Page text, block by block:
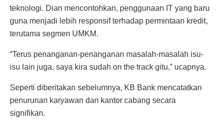
teknologi. Dian mencontohkan, penggunaan IT yang baru
guna menjadi lebih responsif terhadap permintaan kredit,
terutama segmen UMKM.
“Terus penanganan-penanganan masalah-masalah isu-
isu lain juga, saya kira sudah on the track gitu,” ucapnya.
Seperti diberitakan sebelumnya, KB Bank mencatatkan
penurunan karyawan dan kantor cabang secara
signifikan.